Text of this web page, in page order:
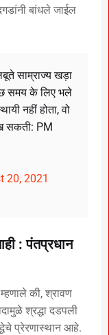
दगडांनी बांधले जाईल
साम्राज्य खड़ा
समय के लिए भले
नहीं होता, वो
सकती: PM
20, 2021
: पंतप्रधान
की, श्रावण
श्रद्धा दडपली
प्रेरणास्थान आहे.